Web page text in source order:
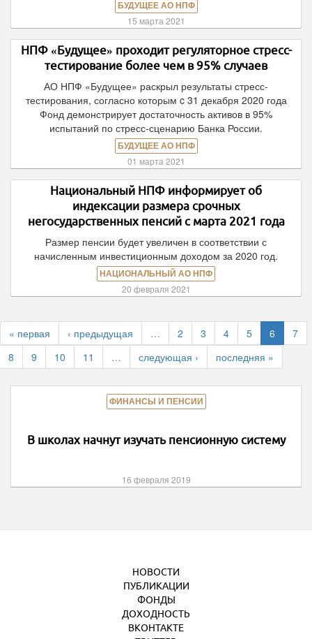
БУДУЩЕЕ АО НПФ
15 марта 2021
НПФ «Будущее» проходит регуляторное стресс-
тестирование более чем в 95% случаев
АО НПФ «Будущее» раскрыл результаты стресс-
тестирования, согласно которым c 31 декабря 2020 года
Фонд демонстрирует достаточность активов в 95%
испытаний по стресс-сценарию Банка России.
БУДУЩЕЕ АО НПФ
01 марта 2021
Национальный НПФ информирует об
индексации размера срочных
негосударственных пенсий с марта 2021 года
Размер пенсии будет увеличен в соответствии с
начисленным инвестиционным доходом за 2020 год.
НАЦИОНАЛЬНЫЙ АО НПФ
20 февраля 2021
« первая ‹ предыдущая … 2 3 4 5 6
7
8
9 10 11 … следующая › последняя »
ФИНАНСЫ И ПЕНСИИ
В школах начнут изучать пенсионную систему
16 февраля 2019
НОВОСТИ
ПУБЛИКАЦИИ
ФОНДЫ
ДОХОДНОСТЬ
ВКОНТАКТЕ